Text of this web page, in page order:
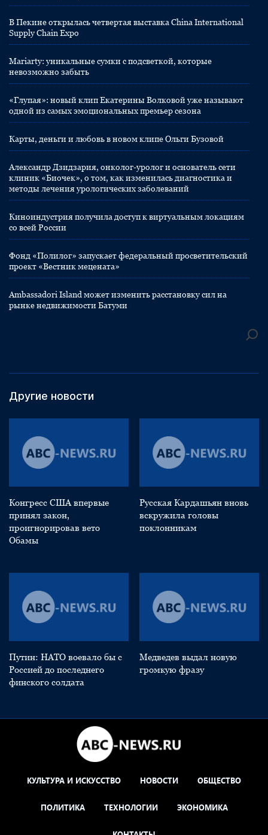
В Пекине открылась четвертая выставка China International
Supply Chain Expo
Mariarty: уникальные сумки с подсветкой, которые
невозможно забыть
«Глупая»: новый клип Екатерины Волковой уже называют
одной из самых эмоциональных премьер сезона
Карты, деньги и любовь в новом клипе Ольги Бузовой
Александр Дзидзария, онколог-уролог и основатель сети
клиник «Биочек», о том, как изменилась диагностика и
методы лечения урологических заболеваний
Киноиндустрия получила доступ к виртуальным локациям
со всей России
Фонд «Полилог» запускает федеральный просветительский
проект «Вестник мецената»
Ambassadori Island может изменить расстановку сил на
рынке недвижимости Батуми
Другие новости
Конгресс США впервые
принял закон,
проигнорировав вето
Обамы
Русская Кардашьян вновь
вскружила головы
поклонникам
Путин: НАТО воевало бы с
Россией до последнего
финского солдата
Медведев выдал новую
громкую фразу
КУЛЬТУРА И ИСКУССТВО НОВОСТИ ОБЩЕСТВО
ПОЛИТИКА ТЕХНОЛОГИИ ЭКОНОМИКА